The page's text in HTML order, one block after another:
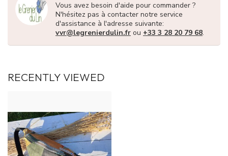
Vous avez besoin d'aide pour commander ?
N'hésitez pas à contacter notre service
d'assistance à l'adresse suivante:
vvr@legrenierdulin.fr ou +33 3 28 20 79 68.
RECENTLY VIEWED